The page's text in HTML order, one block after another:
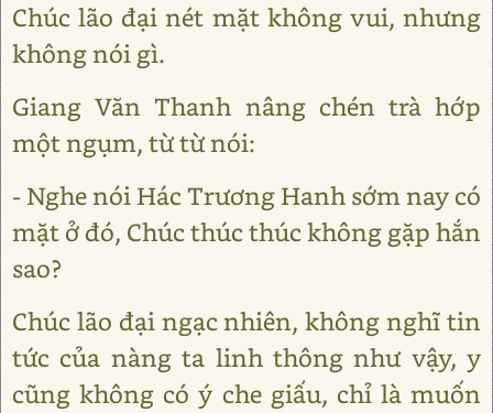
Chúc lão đại nét mặt không vui, nhưng
không nói gì.
Giang Văn Thanh nâng chén trà hớp
một ngụm, từ từ nói:
- Nghe nói Hác Trương Hanh sớm nay có
mặt ở đó, Chúc thúc thúc không gặp hắn
sao?
Chúc lão đại ngạc nhiên, không nghĩ tin
tức của nàng ta linh thông như vậy, y
cũng không có ý che giấu, chỉ là muốn